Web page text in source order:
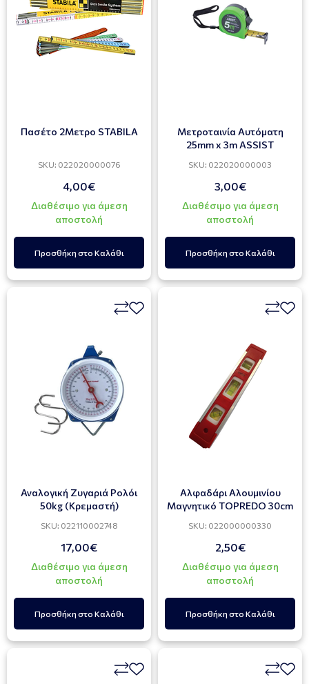
Πασέτο 2Μετρο STABILA
SKU: 022020000076
4,00€
Διαθέσιμο για άμεση
αποστολή
Προσθήκη στο Καλάθι
Μετροταινία Αυτόματη
25mm x 3m ASSIST
SKU: 022020000003
3,00€
Διαθέσιμο για άμεση
αποστολή
Προσθήκη στο Καλάθι
Αναλογική Ζυγαριά Ρολόι
50kg (Κρεμαστή)
SKU: 022110002748
17,00€
Διαθέσιμο για άμεση
αποστολή
Προσθήκη στο Καλάθι
Αλφαδάρι Αλουμινίου
Μαγνητικό TOPREDO 30cm
SKU: 022000000330
2,50€
Διαθέσιμο για άμεση
αποστολή
Προσθήκη στο Καλάθι